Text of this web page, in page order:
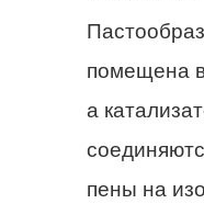
помещена
а
пены на